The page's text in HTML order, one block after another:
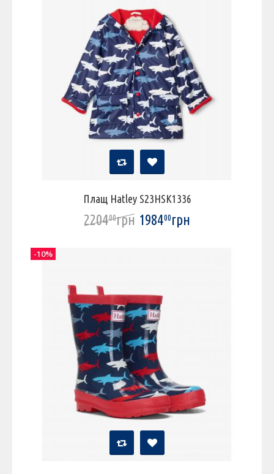
Плащ Hatley S23HSK1336
220400грн 198400грн
-10%